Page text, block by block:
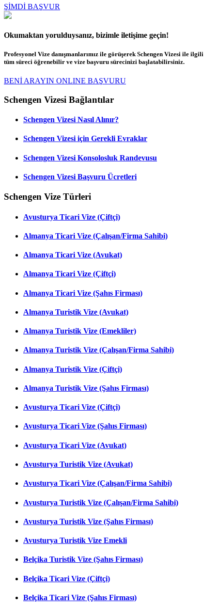
ŞİMDİ BAŞVUR
Okumaktan yorulduysanız, bizimle iletişime geçin!
Profesyonel Vize danışmanlarımız ile görüşerek Schengen Vizesi ile ilgili
tüm süreci öğrenebilir ve vize başvuru sürecinizi başlatabilirsiniz.
BENİ ARAYIN ONLINE BAŞVURU
Schengen Vizesi Bağlantılar
Schengen Vizesi Nasıl Alınır?
Schengen Vizesi için Gerekli Evraklar
Schengen Vizesi Konsolosluk Randevusu
Schengen Vizesi Başvuru Ücretleri
Schengen Vize Türleri
Avusturya Ticari Vize (Çiftçi)
Almanya Ticari Vize (Çalışan/Firma Sahibi)
Almanya Ticari Vize (Avukat)
Almanya Ticari Vize (Çiftçi)
Almanya Ticari Vize (Şahıs Firması)
Almanya Turistik Vize (Avukat)
Almanya Turistik Vize (Emekliler)
Almanya Turistik Vize (Çalışan/Firma Sahibi)
Almanya Turistik Vize (Çiftçi)
Almanya Turistik Vize (Şahıs Firması)
Avusturya Ticari Vize (Çiftçi)
Avusturya Ticari Vize (Şahıs Firması)
Avusturya Ticari Vize (Avukat)
Avusturya Turistik Vize (Avukat)
Avusturya Ticari Vize (Çalışan/Firma Sahibi)
Avusturya Turistik Vize (Çalışan/Firma Sahibi)
Avusturya Turistik Vize (Şahıs Firması)
Avusturya Turistik Vize Emekli
Belçika Turistik Vize (Şahıs Firması)
Belçika Ticari Vize (Çiftçi)
Belçika Ticari Vize (Şahıs Firması)